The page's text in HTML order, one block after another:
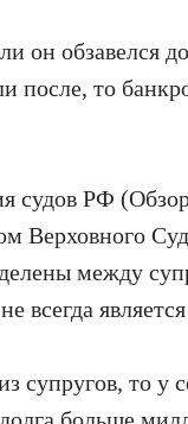
он обзавелся
то
судов РФ
Верховного
между
всегда
супругов, то у